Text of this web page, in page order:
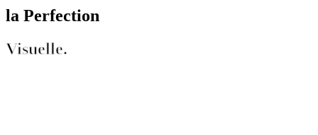
la Perfection
Visuelle.